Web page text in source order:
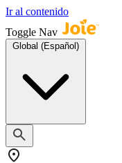
Ir al contenido
Toggle Nav
Global (Español)